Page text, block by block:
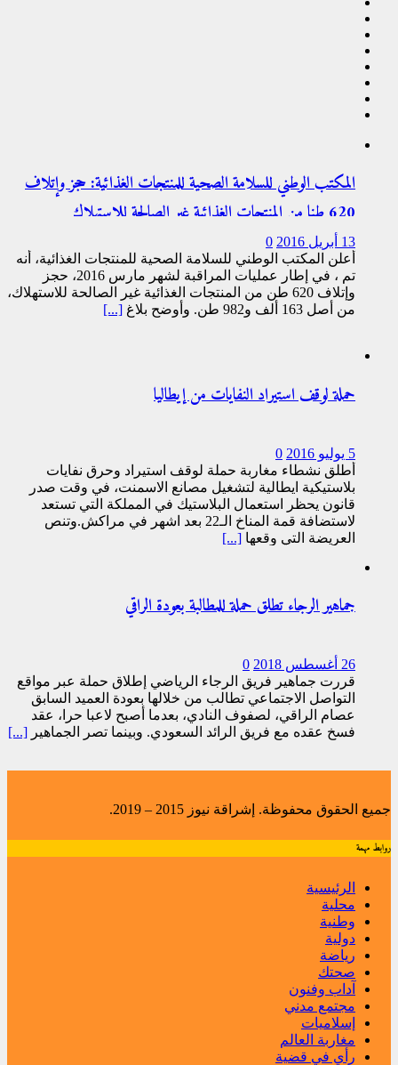
المكتب الوطني للسلامة الصحية للمنتجات الغذائية: حجز وإتلاف
620 طنا من المنتجات الغذائية غير الصالحة للاستهلاك
13 أبريل 2016
0
أعلن المكتب الوطني للسلامة الصحية للمنتجات الغذائية، أنه
تم ، في إطار عمليات المراقبة لشهر مارس 2016، حجز
وإتلاف 620 طن من المنتجات الغذائية غير الصالحة للاستهلاك،
من أصل 163 ألف و982 طن. وأوضح بلاغ
[...]
حملة لوقف استيراد النفايات من إيطاليا
5 يوليو 2016
0
أطلق نشطاء مغاربة حملة لوقف استيراد وحرق نفايات
بلاستيكية ايطالية لتشغيل مصانع الاسمنت، في وقت صدر
قانون يحظر استعمال البلاستيك في المملكة التي تستعد
لاستضافة قمة المناخ الـ22 بعد اشهر في مراكش.وتنص
العريضة التي وقعها [...]
جماهير الرجاء تطلق حملة للمطالبة بعودة الراقي
26 أغسطس 2018
0
قررت جماهير فريق الرجاء الرياضي إطلاق حملة عبر مواقع
التواصل الاجتماعي تطالب من خلالها بعودة العميد السابق
عصام الراقي، لصفوف النادي، بعدما أصبح لاعبا حرا، عقد
فسخ عقده مع فريق الرائد السعودي. وبينما تصر الجماهير [...]
جميع الحقوق محفوظة. إشراقة نيوز 2015 – 2019.
روابط مهمة
الرئيسية
محلية
وطنية
دولية
رياضة
صحتك
آداب وفنون
مجتمع مدني
إسلاميات
مغاربة العالم
رأي في قضية